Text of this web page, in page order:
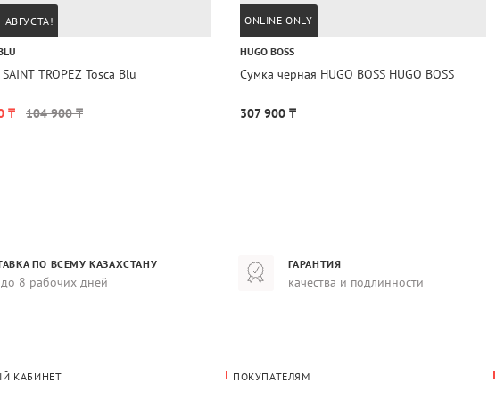
АВГУСТА!
TROPEZ Tosca Blu
₸ 104 900 ₸
ONLINE ONLY
HUGO BOSS
Сумка черная HUGO BOSS HUGO BOSS
307 900 ₸
ПО ВСЕМУ КАЗАХСТАНУ
8 рабочих дней
ГАРАНТИЯ
качества и подлинности
КАБИНЕТ ПОКУПАТЕЛЯМ